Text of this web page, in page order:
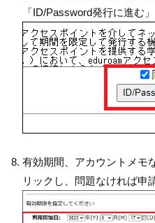
「ID/Password発行に進む
有効期間、アカウントメモ
リックし、問題なければ申